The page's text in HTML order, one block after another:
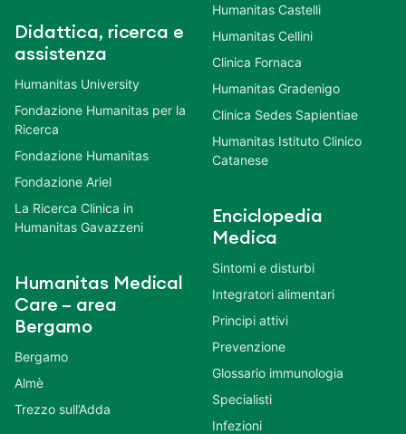
Didattica, ricerca e
assistenza
Humanitas University
Fondazione Humanitas per la
Ricerca
Fondazione Humanitas
Fondazione Ariel
La Ricerca Clinica in
Humanitas Gavazzeni
Humanitas Medical
Care – area
Bergamo
Bergamo
Almè
Trezzo sull’Adda
Humanitas Castelli
Humanitas Cellini
Clinica Fornaca
Humanitas Gradenigo
Clinica Sedes Sapientiae
Humanitas Istituto Clinico
Catanese
Enciclopedia
Medica
Sintomi e disturbi
Integratori alimentari
Principi attivi
Prevenzione
Glossario immunologia
Specialisti
Infezioni